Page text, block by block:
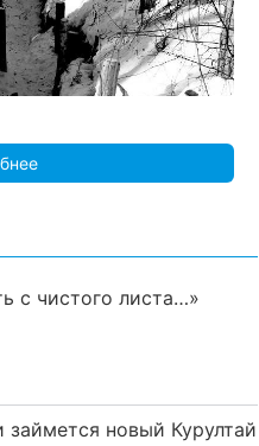
с чистого листа…»
новый Курултай